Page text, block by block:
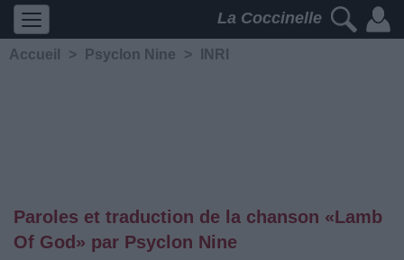
La Coccinelle
Accueil > Psyclon Nine > INRI
Paroles et traduction de la chanson «Lamb
Of God» par Psyclon Nine